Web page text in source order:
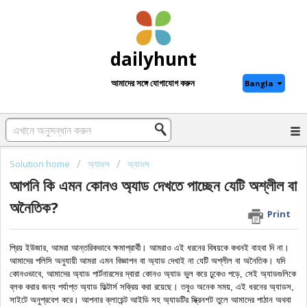
dailyhunt
আমাদের সঙ্গে যোগাযোগ করুন Bangla
Solution home অ্যাডস অ্যাডস
আপনি কি এমন কোনও অ্যাড দেখতে পাচ্ছেন যেটি অশ্লীল বা
অনৈতিক?
Print
প্রিয় ইউজার, আমরা আন্তরিকভাবে ক্ষমাপ্রার্থী। আমরাও এই ধরনের বিষয়কে কখনই বাহবা দি না।
আমাদের পলিসি অনুযায়ী আমরা এমন বিজ্ঞাপন বা অ্যাড দেখাই না যেটি অশ্লীল বা অনৈতিক। যদি
কোনওভাবে, আমাদের অ্যাড পার্টনারসের দ্বারা কোনও অ্যাড ভুল করে ঢুকেও পড়ে, সেই অ্যাডগুলিকে
ব্লক করার জন্য পর্যাপ্ত অ্যাড ফিল্টার্স সক্রিয় করা রয়েছে। তবুও অনেক সময়, এই ধরনের অ্যাডস,
সাইটে অনুপ্রবেশ করে। আপনার ক্লায়েন্ট আইডি সহ অ্যাডটির স্ক্রিনশট তুলে আমাদের পাঠান অথবা